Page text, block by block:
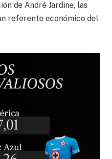
de André Jardine, las
referente económico del